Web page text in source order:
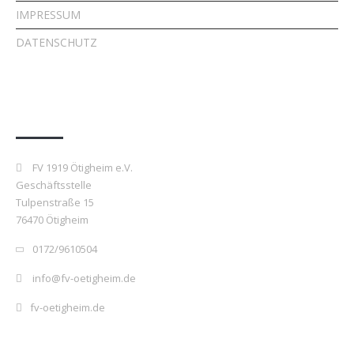
IMPRESSUM
DATENSCHUTZ
FV 1919 Ötigheim e.V.
Geschäftsstelle
Tulpenstraße 15
76470 Ötigheim
0172/9610504
info@fv-oetigheim.de
fv-oetigheim.de